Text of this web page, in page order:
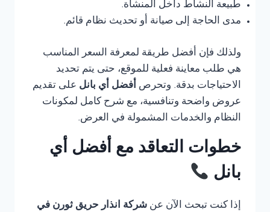
طبيعة النشاط داخل المنشأة.
مدى الحاجة إلى صيانة أو تحديث نظام قائم.
ولذلك فإن أفضل طريقة لمعرفة السعر المناسب
هي طلب معاينة فعلية للموقع، حتى يتم تحديد
الاحتياجات بدقة. وتحرص أفضل أي بانل على تقديم
عروض واضحة وتنافسية، مع شرح كامل لمكونات
النظام والخدمات المشمولة في العرض.
خطوات التعاقد مع أفضل أي
بانل
إذا كنت تبحث الآن عن شركة انذار حريق ثورن في